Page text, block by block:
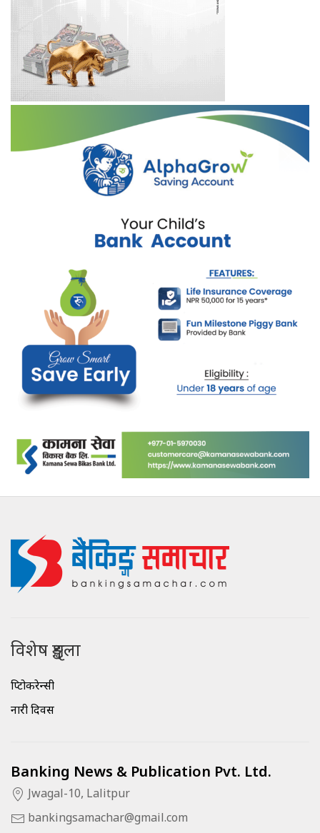
विशेष शृङ्खला
क्रिप्टोकरेन्सी
नारी दिवस
Banking News & Publication Pvt. Ltd.
Jwagal-10, Lalitpur
bankingsamachar@gmail.com